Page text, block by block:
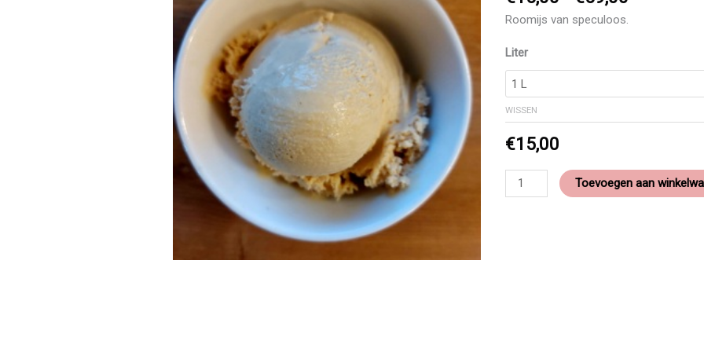
Roomijs van speculoos.
Liter
WISSEN
€15,00
Toevoegen aan